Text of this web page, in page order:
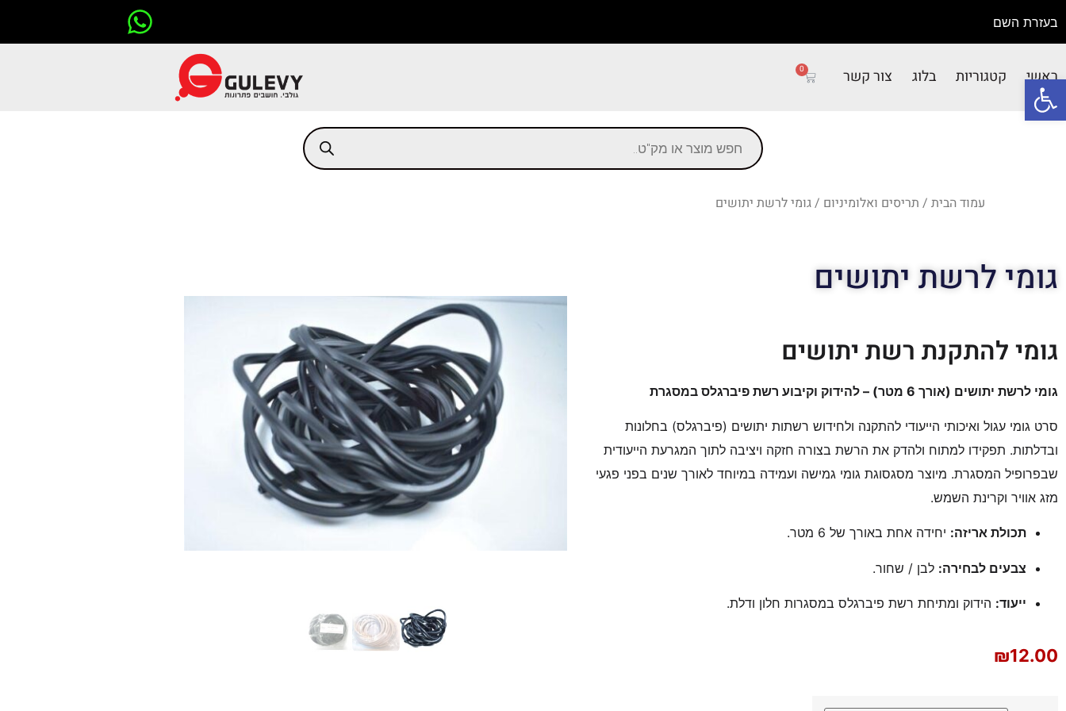
פתח סרגל נגישות
בעזרת השם
ראשי קטגוריות בלוג צור קשר 0
עמוד הבית / תריסים ואלומיניום / גומי לרשת יתושים
גומי לרשת יתושים
גומי להתקנת רשת יתושים
גומי לרשת יתושים (אורך 6 מטר) – להידוק וקיבוע רשת פיברגלס במסגרת
סרט גומי עגול ואיכותי הייעודי להתקנה ולחידוש רשתות יתושים (פיברגלס) בחלונות
ובדלתות. תפקידו למתוח ולהדק את הרשת בצורה חזקה ויציבה לתוך המגרעת הייעודית
שבפרופיל המסגרת. מיוצר מסגסוגת גומי גמישה ועמידה במיוחד לאורך שנים בפני פגעי
מזג אוויר וקרינת השמש.
תכולת אריזה: יחידה אחת באורך של 6 מטר.
צבעים לבחירה: לבן / שחור.
ייעוד: הידוק ומתיחת רשת פיברגלס במסגרות חלון ודלת.
₪12.00